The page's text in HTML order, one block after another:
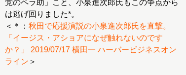
党のペラ助」こと、小泉進次郎氏もこの争点から
は逃げ回りました*。
＜＊： 秋田で応援演説の小泉進次郎氏を直撃。
「イージス・アショアになぜ触れないのです
か？」 2019/07/17 横田一 ハーバービジネスオン
ライン ＞